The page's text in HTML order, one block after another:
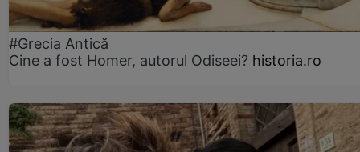
#Grecia Antică
Cine a fost Homer, autorul Odiseei? historia.ro